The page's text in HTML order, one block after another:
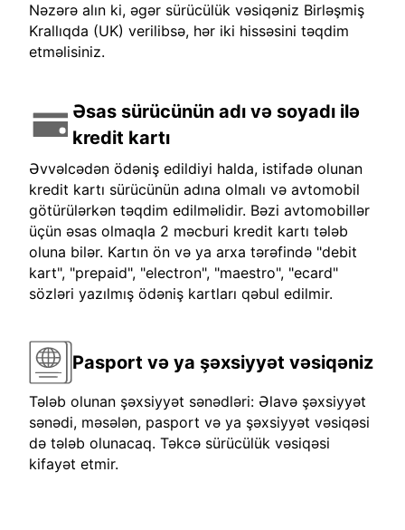
Nəzərə alın ki, əgər sürücülük vəsiqəniz Birləşmiş
Krallıqda (UK) verilibsə, hər iki hissəsini təqdim
etməlisiniz.
Əsas sürücünün adı və soyadı ilə
kredit kartı
Əvvəlcədən ödəniş edildiyi halda, istifadə olunan
kredit kartı sürücünün adına olmalı və avtomobil
götürülərkən təqdim edilməlidir. Bəzi avtomobillər
üçün əsas olmaqla 2 məcburi kredit kartı tələb
oluna bilər. Kartın ön və ya arxa tərəfində "debit
kart", "prepaid", "electron", "maestro", "ecard"
sözləri yazılmış ödəniş kartları qəbul edilmir.
Pasport və ya şəxsiyyət vəsiqəniz
Tələb olunan şəxsiyyət sənədləri: Əlavə şəxsiyyət
sənədi, məsələn, pasport və ya şəxsiyyət vəsiqəsi
də tələb olunacaq. Təkcə sürücülük vəsiqəsi
kifayət etmir.